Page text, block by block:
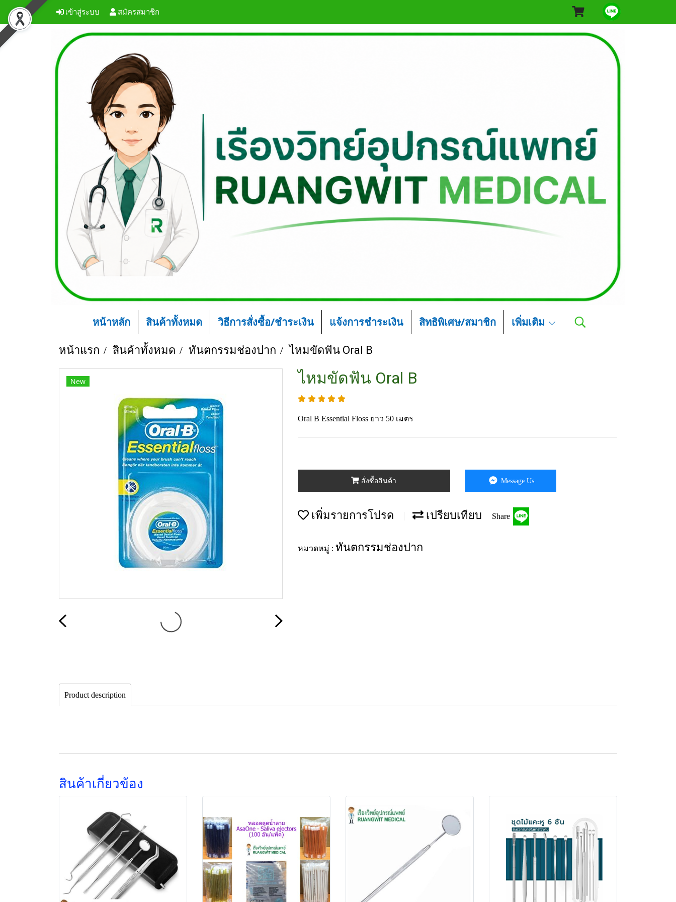
เข้าสู่ระบบ สมัครสมาชิก
หน้าหลัก สินค้าทั้งหมด วิธีการสั่งซื้อ/ชำระเงิน แจ้งการชำระเงิน สิทธิพิเศษ/สมาชิก เพิ่มเติม
หน้าแรก สินค้าทั้งหมด ทันตกรรมช่องปาก ไหมขัดฟัน Oral B
New ไหมขัดฟัน Oral B
Oral B Essential Floss ยาว 50 เมตร
สั่งซื้อสินค้า Message Us
เพิ่มรายการโปรด เปรียบเทียบ Share
หมวดหมู่ : ทันตกรรมช่องปาก
Product description
สินค้าเกี่ยวข้อง